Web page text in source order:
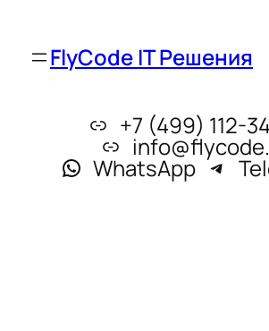
FlyCode IT Решения
+7 (499) 112-
WhatsApp